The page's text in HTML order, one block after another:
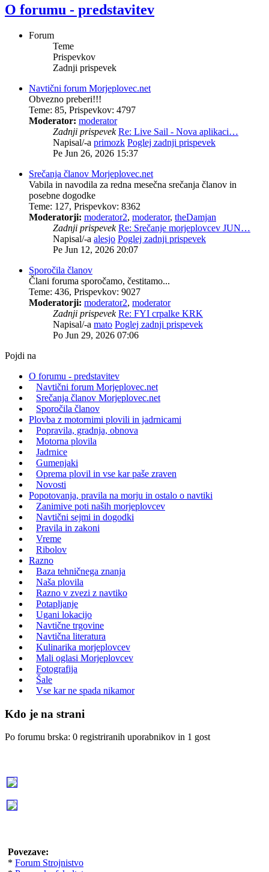
O forumu - predstavitev
Forum
Teme
Prispevkov
Zadnji prispevek
Navtični forum Morjeplovec.net
Obvezno preberi!!!
Teme: 85, Prispevkov: 4797
Moderator: moderator
Zadnji prispevek Re: Live Sail - Nova aplikaci…
Napisal/-a primozk Poglej zadnji prispevek
Pe Jun 26, 2026 15:37
Srečanja članov Morjeplovec.net
Vabila in navodila za redna mesečna srečanja članov in
posebne dogodke
Teme: 127, Prispevkov: 8362
Moderatorji: moderator2, moderator, theDamjan
Zadnji prispevek Re: Srečanje morjeplovcev JUN…
Napisal/-a alesjo Poglej zadnji prispevek
Pe Jun 12, 2026 20:07
Sporočila članov
Člani foruma sporočamo, čestitamo...
Teme: 436, Prispevkov: 9027
Moderatorji: moderator2, moderator
Zadnji prispevek Re: FYI crpalke KRK
Napisal/-a mato Poglej zadnji prispevek
Po Jun 29, 2026 07:06
Pojdi na
O forumu - predstavitev
Navtični forum Morjeplovec.net
Srečanja članov Morjeplovec.net
Sporočila članov
Plovba z motornimi plovili in jadrnicami
Popravila, gradnja, obnova
Motorna plovila
Jadrnice
Gumenjaki
Oprema plovil in vse kar paše zraven
Novosti
Popotovanja, pravila na morju in ostalo o navtiki
Zanimive poti naših morjeplovcev
Navtični sejmi in dogodki
Pravila in zakoni
Vreme
Ribolov
Razno
Baza tehničnega znanja
Naša plovila
Razno v zvezi z navtiko
Potapljanje
Ugani lokacijo
Navtične trgovine
Navtična literatura
Kulinarika morjeplovcev
Mali oglasi Morjeplovcev
Fotografija
Šale
Vse kar ne spada nikamor
Kdo je na strani
Po forumu brska: 0 registriranih uporabnikov in 1 gost
Povezave:
* Forum Strojnistvo